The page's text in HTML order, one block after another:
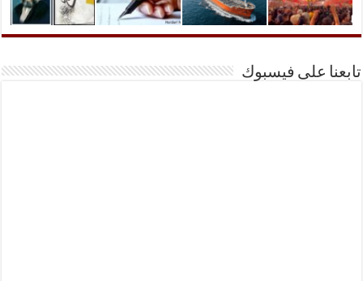
تابعنا على فيسبوك